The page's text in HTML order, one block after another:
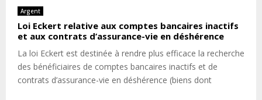
Argent
Loi Eckert relative aux comptes bancaires inactifs
et aux contrats d’assurance-vie en déshérence
La loi Eckert est destinée à rendre plus efficace la recherche
des bénéficiaires de comptes bancaires inactifs et de
contrats d’assurance-vie en déshérence (biens dont